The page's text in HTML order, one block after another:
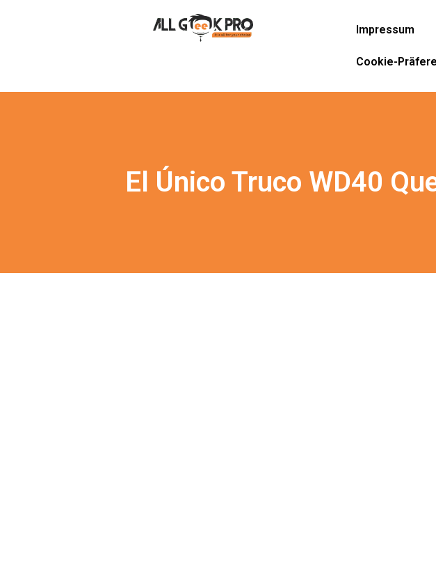
Impressum
Cookie-
El Único Truco WD40